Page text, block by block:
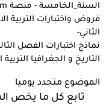
السنة_الخامسة - منصة taqiim
فروض واختبارات التربية
الثاني-
نماذج اختبارات الفصل
التاريخ و الجغرافيا
الموضوع متجدد يوميا
تابع كل ما يخص